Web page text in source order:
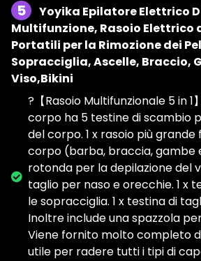
5
Yoyika Epilatore Elettrico
Multifunzione, Rasoio Elettrico
Portatili per la Rimozione dei
Sopracciglia, Ascelle, Braccio,
Viso,Bikini
?【Rasoio Multifunzionale 5 in 1
corpo ha 5 testine di scambio
del corpo. 1 x rasoio più grande
corpo (barba, braccia, gambe
rotonda per la depilazione del
taglio per naso e orecchie. 1 x
le sopracciglia. 1 x testina di
Inoltre include una spazzola
Viene fornito molto completo
utile per radere tutti i tipi di